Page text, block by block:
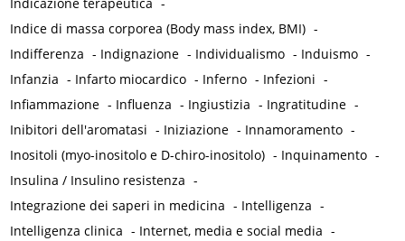
Indicazione terapeutica -
Indice di massa corporea (Body mass index, BMI) -
Indifferenza - Indignazione - Individualismo - Induismo -
Infanzia - Infarto miocardico - Inferno - Infezioni -
Infiammazione - Influenza - Ingiustizia - Ingratitudine -
Inibitori dell'aromatasi - Iniziazione - Innamoramento -
Inositoli (myo-inositolo e D-chiro-inositolo) - Inquinamento -
Insulina / Insulino resistenza -
Integrazione dei saperi in medicina - Intelligenza -
Intelligenza clinica - Internet, media e social media -